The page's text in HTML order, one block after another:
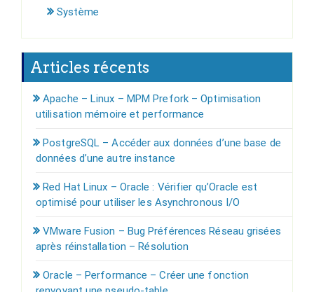
Système
Articles récents
Apache – Linux – MPM Prefork – Optimisation
utilisation mémoire et performance
PostgreSQL – Accéder aux données d’une base de
données d’une autre instance
Red Hat Linux – Oracle : Vérifier qu’Oracle est
optimisé pour utiliser les Asynchronous I/O
VMware Fusion – Bug Préférences Réseau grisées
après réinstallation – Résolution
Oracle – Performance – Créer une fonction